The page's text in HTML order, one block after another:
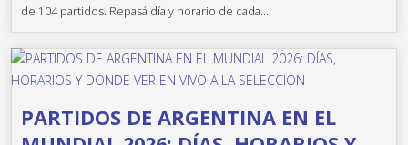
de 104 partidos. Repasá día y horario de cada...
PARTIDOS DE ARGENTINA EN EL